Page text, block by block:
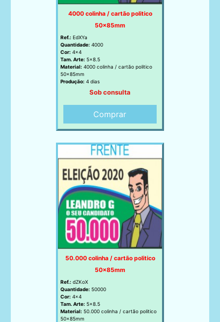
4000 colinha / cartão politico
50x85mm
Ref.: EdXYa
Quantidade: 4000
Cor: 4x4
Tam. Arte: 5x8.5
Material: 4000 colinha / cartão politico
50x85mm
Produção: 4 dias
Sob consulta
Comprar
50.000 colinha / cartão politico
50x85mm
Ref.: dZKoX
Quantidade: 50000
Cor: 4x4
Tam. Arte: 5x8.5
Material: 50.000 colinha / cartão politico
50x85mm